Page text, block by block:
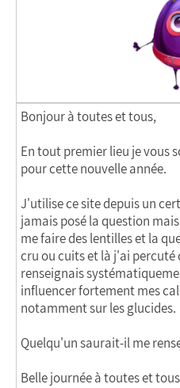
Bonjour à toutes et tous,
En tout premier lieu je vous
pour cette nouvelle année.
J'utilise ce site depuis un
jamais posé la question
me faire des lentilles et la
cru ou cuits et là j'ai percuté
renseignais
influencer fortement mes
notamment sur les glucides.
Quelqu'un saurait-il me
Belle journée à toutes et tous